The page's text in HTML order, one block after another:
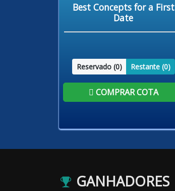
Best Concepts for a First
Date
Reservado (0) Restante (0)
COMPRAR COTA
GANHADORES